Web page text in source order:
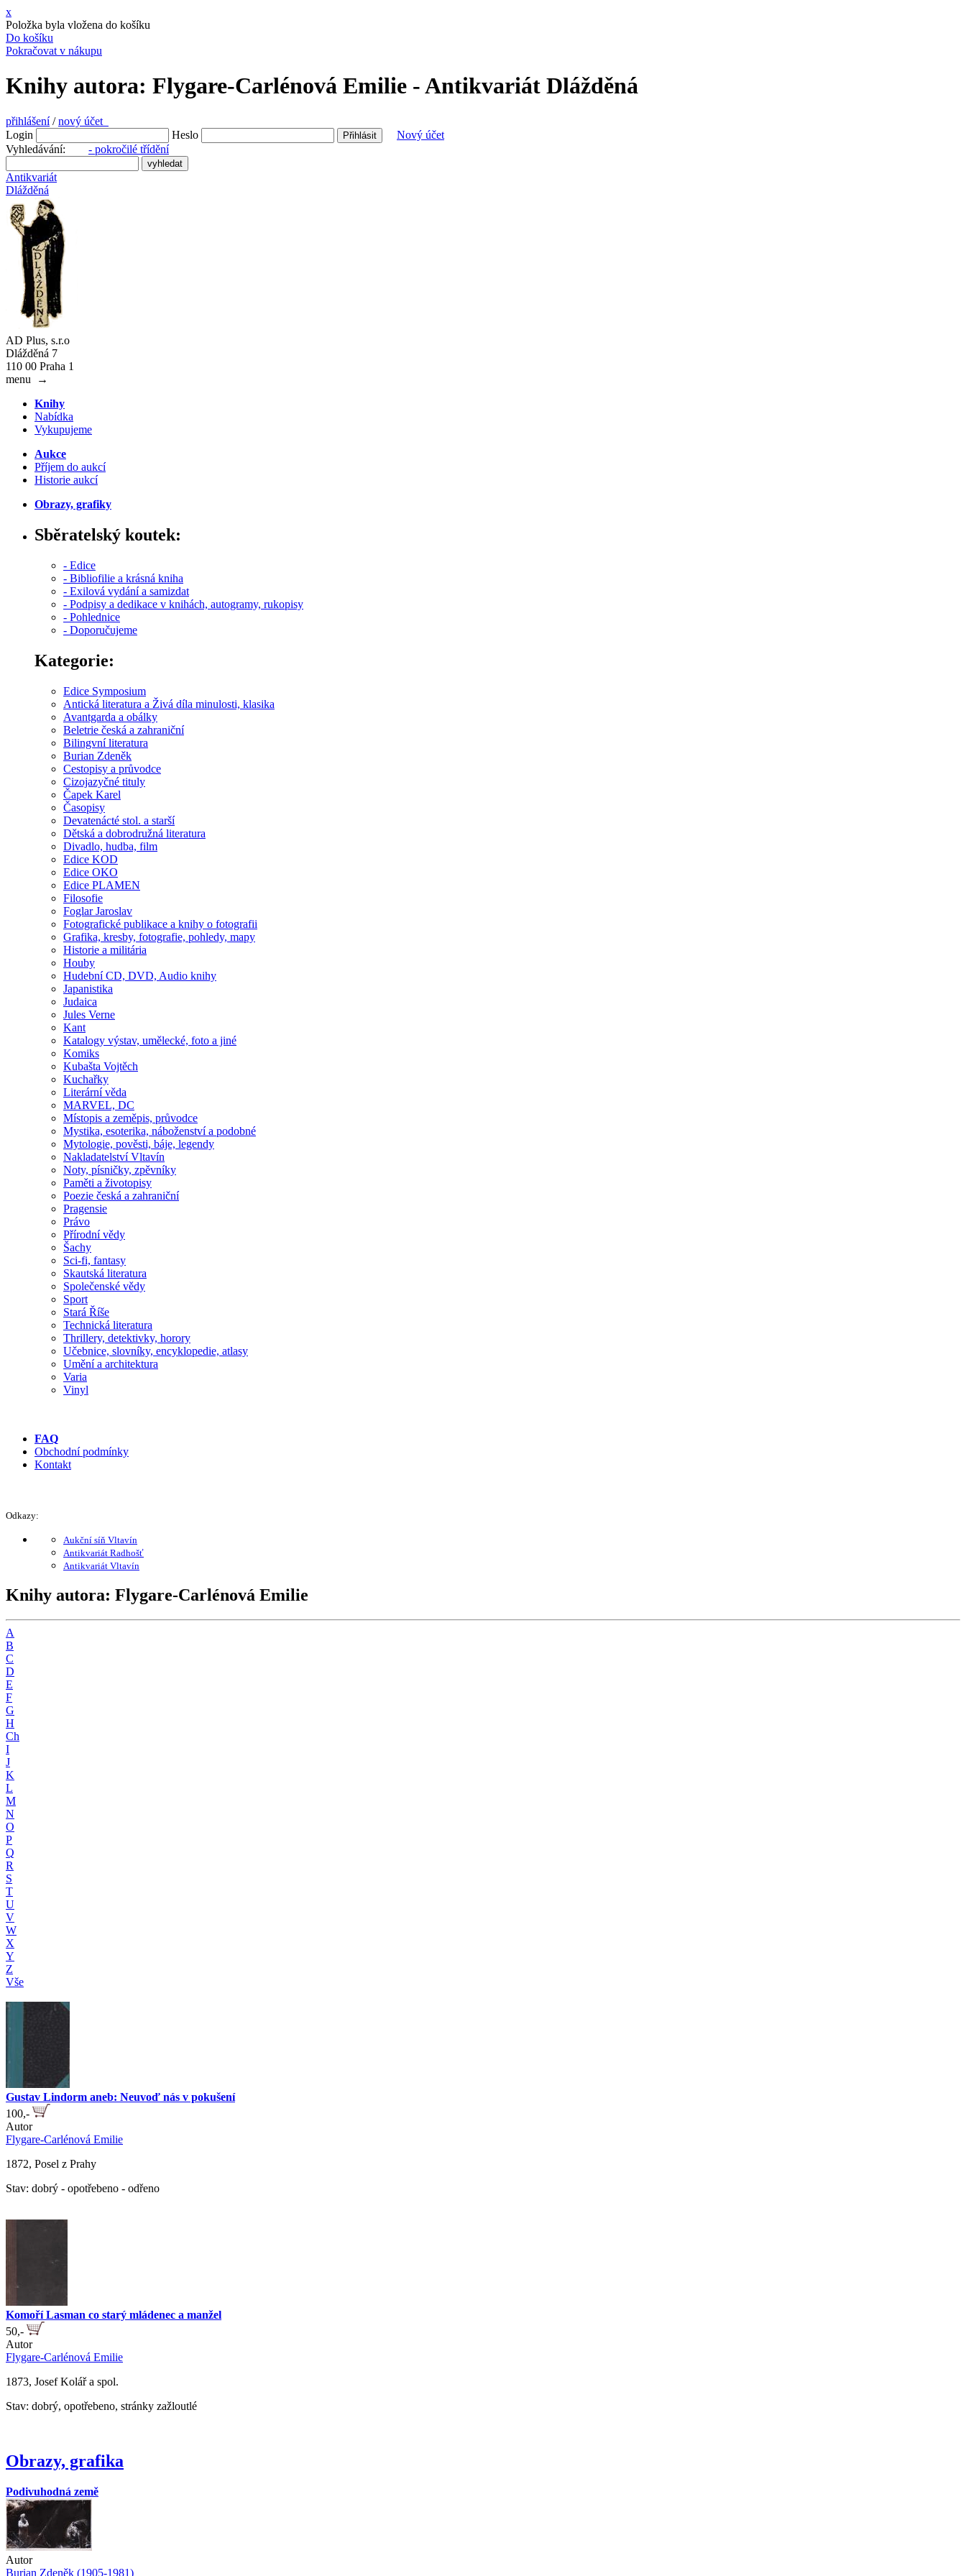
x
Položka byla vložena do košíku
Do košíku
Pokračovat v nákupu
Knihy autora: Flygare-Carlénová Emilie - Antikvariát Dlážděná
přihlášení/nový účet
Login
Heslo
Nový účet
Vyhledávání: - pokročilé třídění
Antikvariát
Dlážděná
AD Plus, s.r.o
Dlážděná 7
110 00 Praha 1
menu
→
Knihy
Nabídka
Vykupujeme
Aukce
Příjem do aukcí
Historie aukcí
Obrazy, grafiky
Sběratelský koutek:
- Edice
- Bibliofilie a krásná kniha
- Exilová vydání a samizdat
- Podpisy a dedikace v knihách, autogramy, rukopisy
- Pohlednice
- Doporučujeme
Kategorie:
Edice Symposium
Antická literatura a Živá díla minulosti, klasika
Avantgarda a obálky
Beletrie česká a zahraniční
Bilingvní literatura
Burian Zdeněk
Cestopisy a průvodce
Cizojazyčné tituly
Čapek Karel
Časopisy
Devatenácté stol. a starší
Dětská a dobrodružná literatura
Divadlo, hudba, film
Edice KOD
Edice OKO
Edice PLAMEN
Filosofie
Foglar Jaroslav
Fotografické publikace a knihy o fotografii
Grafika, kresby, fotografie, pohledy, mapy
Historie a militária
Houby
Hudební CD, DVD, Audio knihy
Japanistika
Judaica
Jules Verne
Kant
Katalogy výstav, umělecké, foto a jiné
Komiks
Kubašta Vojtěch
Kuchařky
Literární věda
MARVEL, DC
Místopis a zeměpis, průvodce
Mystika, esoterika, náboženství a podobné
Mytologie, pověsti, báje, legendy
Nakladatelství Vltavín
Noty, písničky, zpěvníky
Paměti a životopisy
Poezie česká a zahraniční
Pragensie
Právo
Přírodní vědy
Šachy
Sci-fi, fantasy
Skautská literatura
Společenské vědy
Sport
Stará Říše
Technická literatura
Thrillery, detektivky, horory
Učebnice, slovníky, encyklopedie, atlasy
Umění a architektura
Varia
Vinyl
FAQ
Obchodní podmínky
Kontakt
Odkazy:
Aukční síň Vltavín
Antikvariát Radhošť
Antikvariát Vltavín
Knihy autora: Flygare-Carlénová Emilie
A
B
C
D
E
F
G
H
Ch
I
J
K
L
M
N
O
P
Q
R
S
T
U
V
W
X
Y
Z
Vše
Gustav Lindorm aneb: Neuvoď nás v pokušení
100,-
Autor
Flygare-Carlénová Emilie
1872, Posel z Prahy
Stav: dobrý - opotřebeno - odřeno
Komoří Lasman co starý mládenec a manžel
50,-
Autor
Flygare-Carlénová Emilie
1873, Josef Kolář a spol.
Stav: dobrý, opotřebeno, stránky zažloutlé
Obrazy, grafika
Podivuhodná země
Autor
Burian Zdeněk (1905-1981)